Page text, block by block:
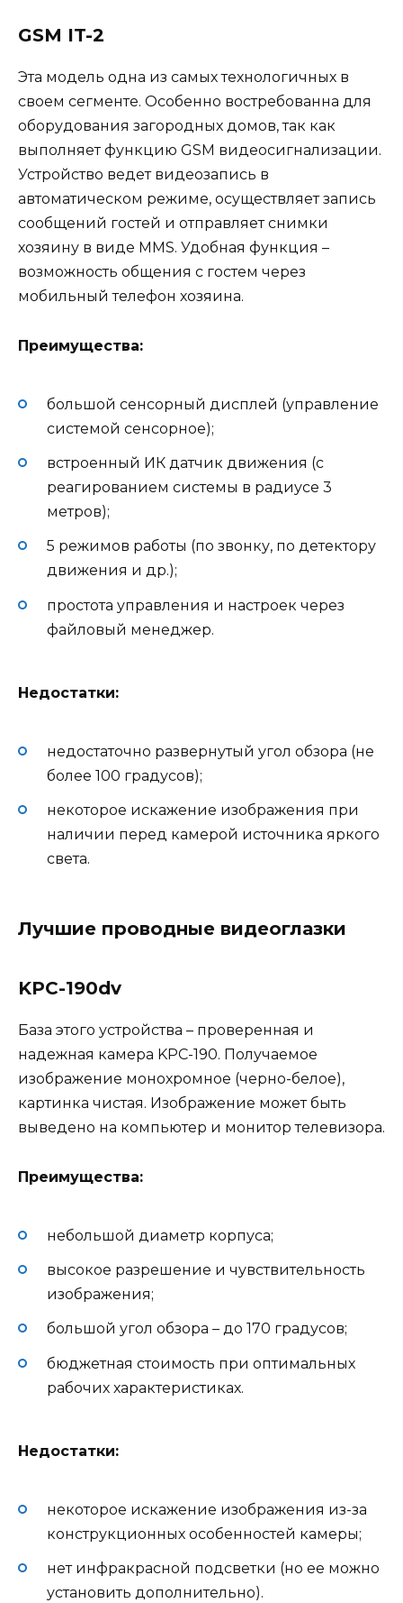
GSM IT-2
Эта модель одна из самых технологичных в
своем сегменте. Особенно востребованна для
оборудования загородных домов, так как
выполняет функцию GSM видеосигнализации.
Устройство ведет видеозапись в
автоматическом режиме, осуществляет запись
сообщений гостей и отправляет снимки
хозяину в виде MMS. Удобная функция –
возможность общения с гостем через
мобильный телефон хозяина.
Преимущества:
большой сенсорный дисплей (управление
системой сенсорное);
встроенный ИК датчик движения (с
реагированием системы в радиусе 3
метров);
5 режимов работы (по звонку, по детектору
движения и др.);
простота управления и настроек через
файловый менеджер.
Недостатки:
недостаточно развернутый угол обзора (не
более 100 градусов);
некоторое искажение изображения при
наличии перед камерой источника яркого
света.
Лучшие проводные видеоглазки
KPC-190dv
База этого устройства – проверенная и
надежная камера KPC-190. Получаемое
изображение монохромное (черно-белое),
картинка чистая. Изображение может быть
выведено на компьютер и монитор телевизора.
Преимущества:
небольшой диаметр корпуса;
высокое разрешение и чувствительность
изображения;
большой угол обзора – до 170 градусов;
бюджетная стоимость при оптимальных
рабочих характеристиках.
Недостатки:
некоторое искажение изображения из-за
конструкционных особенностей камеры;
нет инфракрасной подсветки (но ее можно
установить дополнительно).